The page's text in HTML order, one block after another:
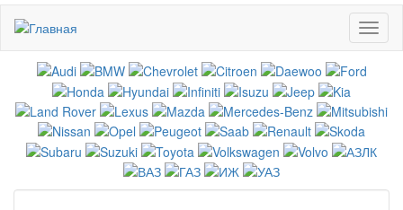
основному
содержанию